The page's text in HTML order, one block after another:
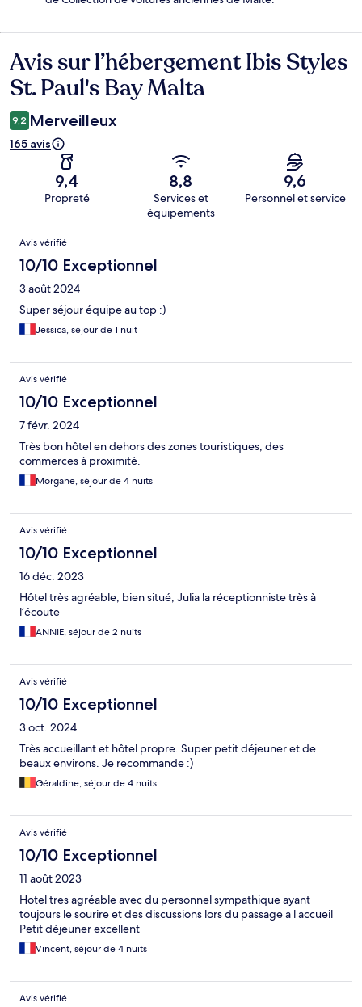
Avis
Avis sur l’hébergement Ibis Styles
St. Paul's Bay Malta
9,2 Merveilleux
165 avis
9,4
Propreté
8,8
Services et
équipements
9,6
Personnel et service
Avis
Avis vérifié
10/10 Exceptionnel
3 août 2024
Super séjour équipe au top :)
Jessica, séjour de 1 nuit
Avis vérifié
10/10 Exceptionnel
7 févr. 2024
Très bon hôtel en dehors des zones touristiques, des
commerces à proximité.
Morgane, séjour de 4 nuits
Avis vérifié
10/10 Exceptionnel
16 déc. 2023
Hôtel très agréable, bien situé, Julia la réceptionniste très à
l’écoute
ANNIE, séjour de 2 nuits
Avis vérifié
10/10 Exceptionnel
3 oct. 2024
Très accueillant et hôtel propre. Super petit déjeuner et de
beaux environs. Je recommande :)
Géraldine, séjour de 4 nuits
Avis vérifié
10/10 Exceptionnel
11 août 2023
Hotel tres agréable avec du personnel sympathique ayant
toujours le sourire et des discussions lors du passage a l accueil
Petit déjeuner excellent
Vincent, séjour de 4 nuits
Avis vérifié